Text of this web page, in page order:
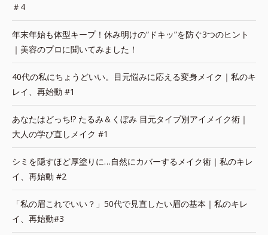
＃4
年末年始も体型キープ！休み明けの“ドキッ”を防ぐ3つのヒント
｜美容のプロに聞いてみました！
40代の私にちょうどいい。目元悩みに応える変身メイク｜私のキ
レイ、再始動 #1
あなたはどっち!? たるみ＆くぼみ 目元タイプ別アイメイク術｜
大人の学び直しメイク #1
シミを隠すほど厚塗りに…自然にカバーするメイク術｜私のキレ
イ、再始動 #2
「私の眉これでいい？」50代で見直したい眉の基本｜私のキレ
イ、再始動#3